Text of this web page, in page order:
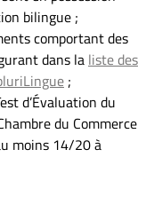
bilingue ;
comportant des
dans la liste des
;
d’Évaluation du
du Commerce
moins 14/20 à